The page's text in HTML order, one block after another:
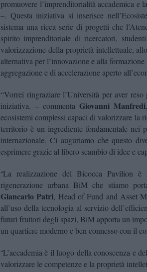
promuovere l’imprenditorialità accademica
–. Questa iniziativa si inserisce
sistema una ricca serie di progetti che
spirito imprenditoriale di ricercatori,
valorizzazione della proprietà intellettuale,
alternativa per l’innovazione e alla
aggregazione e di accelerazione aperto
“Vorrei ringraziare l’Università per aver
iniziativa. – commenta Giovanni Manfredi
ecosistemi complessi capaci di valorizzare la
territorio è un ingrediente fondamentale nei
internazionale. Ci auguriamo che questo
esprimere grazie al libero scambio di idee e
“La realizzazione del Bicocca Pavilion è
rigenerazione urbana BiM che stiamo
Giancarlo Patri, Head of Fund and Asset
all’uso della tecnologia al servizio
futuri fruitori degli spazi, BiM apporta un
un quartiere moderno e ben connesso con il
“L’accademia è il luogo della conoscenza e
valorizzare le competenze e la proprietà